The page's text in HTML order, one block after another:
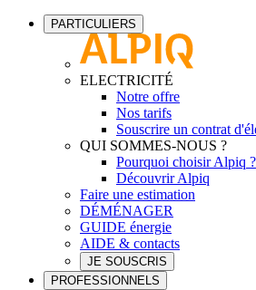
PARTICULIERS
ELECTRICITÉ
Notre offre
Nos tarifs
Souscrire un contrat
QUI SOMMES-NOUS ?
Pourquoi choisir Alpiq ?
Découvrir Alpiq
Faire une estimation
DÉMÉNAGER
GUIDE énergie
AIDE & contacts
JE SOUSCRIS
PROFESSIONNELS